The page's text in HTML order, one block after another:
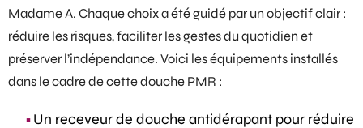
Madame A. Chaque choix a été guidé par un objectif clair :
réduire les risques, faciliter les gestes du quotidien et
préserver l’indépendance. Voici les équipements installés
dans le cadre de cettedouche PMR :
Un receveur de douche antidérapant pour réduire